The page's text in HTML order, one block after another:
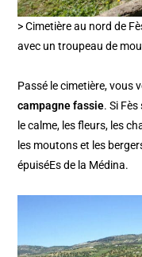
> Cimetière au nord de
avec un troupeau de
Passé le cimetière, vous
campagne fassie. Si
le calme, les fleurs, les
les moutons et les
épuiséEs de la Médina.